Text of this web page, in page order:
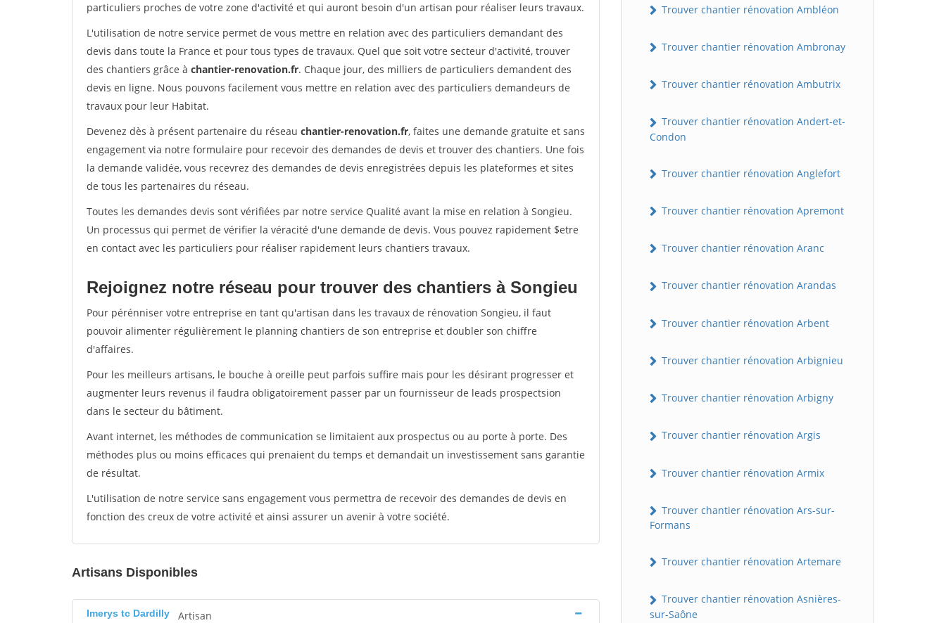
particuliers proches de votre zone d'activité et qui auront besoin d'un artisan pour réaliser leurs travaux.
L'utilisation de notre service permet de vous mettre en relation avec des particuliers demandant des
devis dans toute la France et pour tous types de travaux. Quel que soit votre secteur d'activité, trouver
des chantiers grâce à chantier-renovation.fr. Chaque jour, des milliers de particuliers demandent des
devis en ligne. Nous pouvons facilement vous mettre en relation avec des particuliers demandeurs de
travaux pour leur Habitat.
Devenez dès à présent partenaire du réseau chantier-renovation.fr, faites une demande gratuite et sans
engagement via notre formulaire pour recevoir des demandes de devis et trouver des chantiers. Une fois
la demande validée, vous recevrez des demandes de devis enregistrées depuis les plateformes et sites
de tous les partenaires du réseau.
Toutes les demandes devis sont vérifiées par notre service Qualité avant la mise en relation à Songieu.
Un processus qui permet de vérifier la véracité d'une demande de devis. Vous pouvez rapidement $etre
en contact avec les particuliers pour réaliser rapidement leurs chantiers travaux.
Rejoignez notre réseau pour trouver des chantiers à Songieu
Pour pérénniser votre entreprise en tant qu'artisan dans les travaux de rénovation Songieu, il faut
pouvoir alimenter régulièrement le planning chantiers de son entreprise et doubler son chiffre
d'affaires.
Pour les meilleurs artisans, le bouche à oreille peut parfois suffire mais pour les désirant progresser et
augmenter leurs revenus il faudra obligatoirement passer par un fournisseur de leads prospectsion
dans le secteur du bâtiment.
Avant internet, les méthodes de communication se limitaient aux prospectus ou au porte à porte. Des
méthodes plus ou moins efficaces qui prenaient du temps et demandait un investissement sans garantie
de résultat.
L'utilisation de notre service sans engagement vous permettra de recevoir des demandes de devis en
fonction des creux de votre activité et ainsi assurer un avenir à votre société.
Artisans Disponibles
Imerys tc Dardilly Artisan
Trouver chantier rénovation Ambléon
Trouver chantier rénovation Ambronay
Trouver chantier rénovation Ambutrix
Trouver chantier rénovation Andert-et-
Condon
Trouver chantier rénovation Anglefort
Trouver chantier rénovation Apremont
Trouver chantier rénovation Aranc
Trouver chantier rénovation Arandas
Trouver chantier rénovation Arbent
Trouver chantier rénovation Arbignieu
Trouver chantier rénovation Arbigny
Trouver chantier rénovation Argis
Trouver chantier rénovation Armix
Trouver chantier rénovation Ars-sur-
Formans
Trouver chantier rénovation Artemare
Trouver chantier rénovation Asnières-
sur-Saône